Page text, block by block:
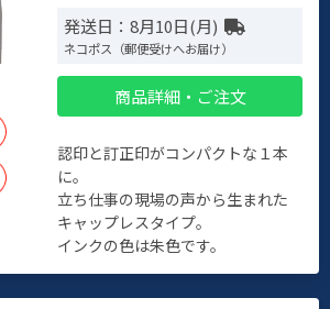
発送日：8月10日(月)
ネコポス（郵便受けへお届け）
商品詳細・ご注文
認印と訂正印がコンパクトな１本
に。
立ち仕事の現場の声から生まれた
キャップレスタイプ。
インクの色は朱色です。